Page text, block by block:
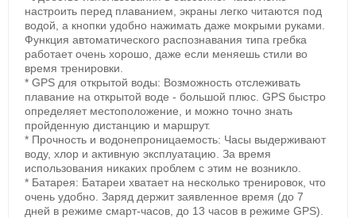
Пульс под водой
Оптический датчик измеряет пульс на запястье во
время плавания и позволяет анализировать
данные после тренировки.
настроить перед плаванием, экраны легко читаются под
водой, а кнопки удобно нажимать даже мокрыми руками.
Функция автоматического распознавания типа гребка
работает очень хорошо, даже если меняешь стили во
время тренировки.
* GPS для открытой воды: Возможность отслеживать
плавание на открытой воде - большой плюс. GPS быстро
определяет местоположение, и можно точно знать
пройденную дистанцию и маршрут.
* Прочность и водонепроницаемость: Часы выдерживают
воду, хлор и активную эксплуатацию. За время
использования никаких проблем с этим не возникло.
* Батарея: Батареи хватает на несколько тренировок, что
очень удобно. Заряд держит заявленное время (до 7
дней в режиме смарт-часов, до 13 часов в режиме GPS).